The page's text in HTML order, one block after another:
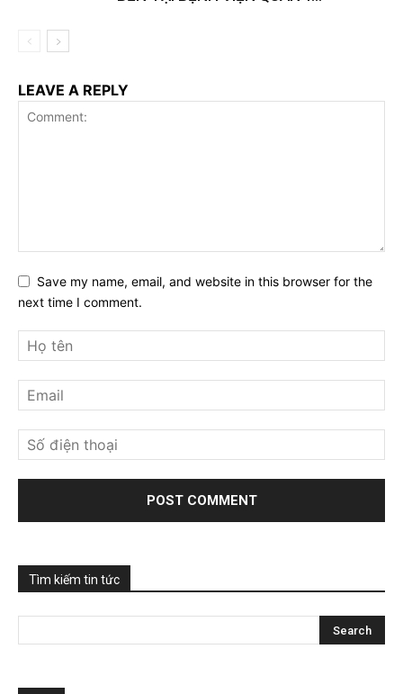
LEAVE A REPLY
Save my name, email, and website in this browser for the
next time I comment.
Tìm kiếm tin tức